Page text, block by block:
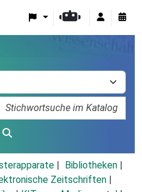
Bibliotheken
Zeitschriften